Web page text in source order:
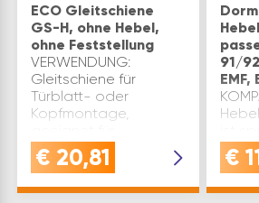
ECO Gleitschiene
GS-H, ohne Hebel,
ohne Feststellung
VERWENDUNG:
Gleitschiene für
Türblatt- oder
Kopfmontage,
Bandseite oder
Bandgegenseite,
€ 20,81
91/
EMF,
€